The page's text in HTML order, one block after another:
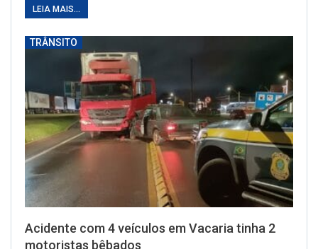
LEIA MAIS...
TRÂNSITO
Acidente com 4 veículos em Vacaria tinha 2
motoristas bêbados